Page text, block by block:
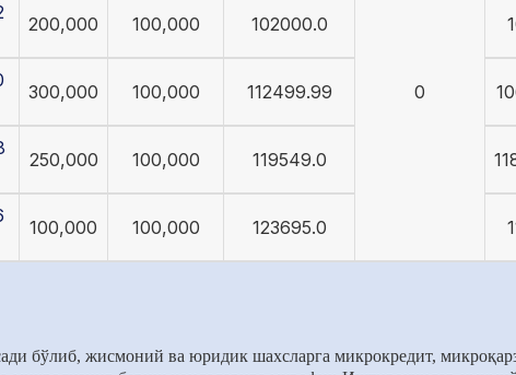
0
200,000 100,000 102000.0
300,000 100,000 112499.99
250,000 100,000 119549.0
100,000 100,000 123695.0
бўлиб, жисмоний ва юридик шахсларга микрокредит,